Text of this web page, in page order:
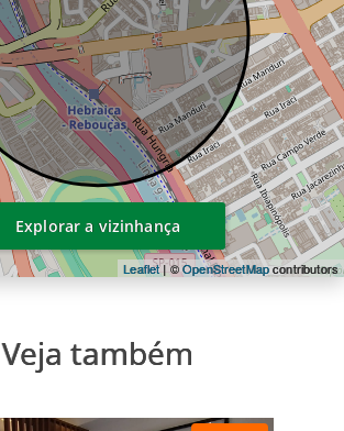
Leaflet| ©OpenStreetMapcontributors
Explorar a vizinhança
Veja também